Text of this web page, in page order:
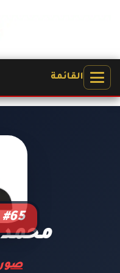
القائمة
#65